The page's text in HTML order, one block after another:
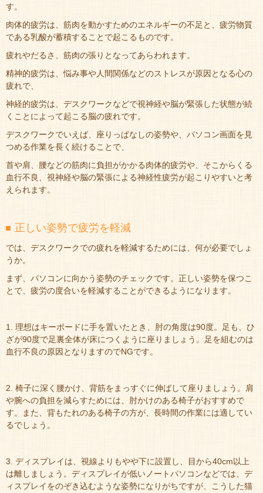
す。
肉体的疲労は、筋肉を動かすためのエネルギーの不足と、疲労物質
である乳酸が蓄積することで起こるものです。
疲れやだるさ、筋肉の張りとなってあらわれます。
精神的疲労は、悩み事や人間関係などのストレスが原因となる心の
疲れで、
神経的疲労は、デスクワークなどで視神経や脳が緊張した状態が続
くことによって起こる脳の疲れです。
デスクワークでいえば、座りっぱなしの姿勢や、パソコン画面を見
つめる作業を長く続けることで、
首や肩、腰などの筋肉に負担がかかる肉体的疲労や、そこからくる
血行不良、視神経や脳の緊張による神経性疲労が起こりやすいと考
えられます。
正しい姿勢で疲労を軽減
では、デスクワークでの疲れを軽減するためには、何が必要でしょ
うか。
まず、パソコンに向かう姿勢のチェックです。正しい姿勢を保つこ
とで、疲労の度合いを軽減することができるようになります。
1. 理想はキーボードに手を置いたとき、肘の角度は90度。足も、ひ
ざが90度で足裏全体が床につくように座りましょう。足を組むのは
血行不良の原因となりますのでNGです。
2. 椅子に深く腰かけ、背筋をまっすぐに伸ばして座りましょう。肩
や腕への負担を減らすためには、肘かけのある椅子がおすすめで
す。また、背もたれのある椅子の方が、長時間の作業には適してい
るでしょう。
3. ディスプレイは、視線よりもやや下に設置し、目から40cm以上
は離しましょう。ディスプレイが低いノートパソコンなどでは、デ
ィスプレイをのぞき込むような姿勢になりがちですが、こうした猫